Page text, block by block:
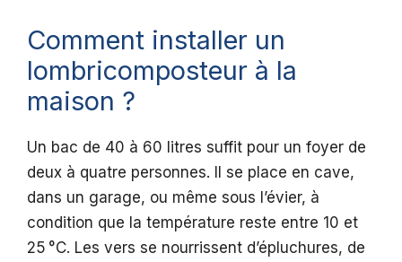
Comment installer un
lombricomposteur à la
maison ?
Un bac de 40 à 60 litres suffit pour un foyer de
deux à quatre personnes. Il se place en cave,
dans un garage, ou même sous l’évier, à
condition que la température reste entre 10 et
25 °C. Les vers se nourrissent d’épluchures, de